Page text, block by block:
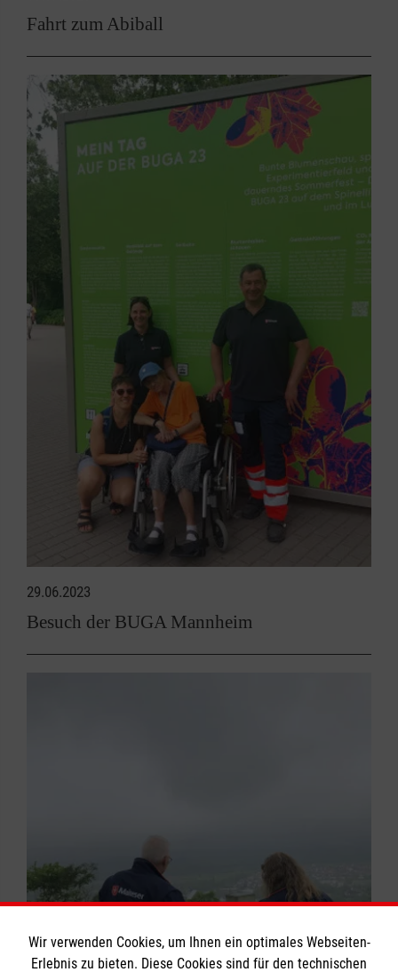
Fahrt zum Abiball
29.06.2023
Besuch der BUGA Mannheim
Wir verwenden Cookies, um Ihnen ein optimales Webseiten-
Erlebnis zu bieten. Diese Cookies sind für den technischen